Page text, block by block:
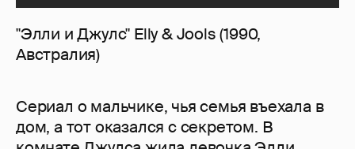
"Элли и Джулс" Elly & Jools (1990,
Австралия)
Сериал о мальчике, чья семья въехала в
дом, а тот оказался с секретом. В